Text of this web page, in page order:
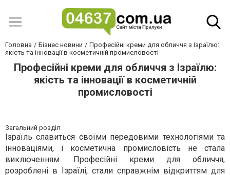
Головна Бізнес новини
Професійні креми для обличчя з Ізраїлю:
якість та інновації в косметичній промисловості
Професійні креми для обличчя з Ізраїлю:
якість та інновації в косметичній
промисловості
Загальний розділ
Ізраїль славиться своїми передовими технологіями та
інноваціями, і косметична промисловість не стала
виключенням. Професійні креми для обличчя,
розроблені в Ізраїлі, стали справжнім відкриттям для